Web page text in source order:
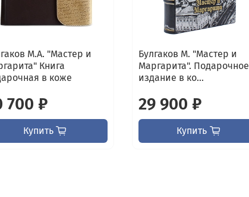
М.А. "Мастер и
Книга
в коже
700 ₽
Купить
Булгаков М. "Мастер и
Маргарита". Подарочное
издание в ко...
29 900 ₽
Купить